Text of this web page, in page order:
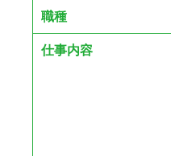
職種
仕事内容